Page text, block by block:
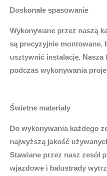
Doskonałe spasowanie
Wykonywane przez naszą
są precyzyjnie montowane,
usztywnić instalację. Nasza
podczas wykonywania
Świetne materiały
Do wykonywania każdego
najwyższą jakość
Stawiane przez nasz zesół
wjazdowe i balustrady